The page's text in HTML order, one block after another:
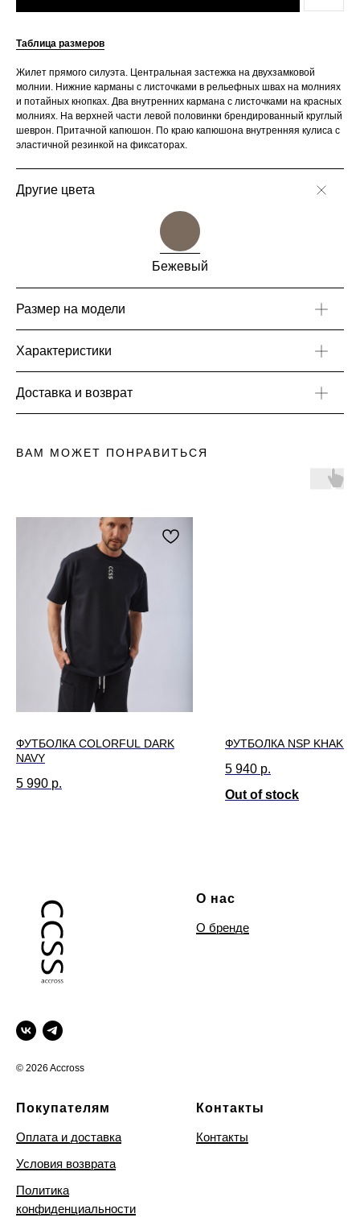
Таблица размеров
Жилет прямого силуэта. Центральная застежка на двухзамковой
молнии. Нижние карманы с листочками в рельефных швах на молниях
и потайных кнопках. Два внутренних кармана с листочками на красных
молниях. На верхней части левой половинки брендированный круглый
шеврон. Притачной капюшон. По краю капюшона внутренняя кулиса с
эластичной резинкой на фиксаторах.
Другие цвета
Бежевый
Размер на модели
Характеристики
Доставка и возврат
ВАМ МОЖЕТ ПОНРАВИТЬСЯ
ФУТБОЛКА COLORFUL DARK
NAVY
5 990 р.
ФУТБОЛКА NSP KHAKI
5 940 р.
Out of stock
© 2026 Accross
О нас
О бренде
Покупателям
Оплата и доставка
Условия возврата
Политика
конфиденциальности
Контакты
Контакты